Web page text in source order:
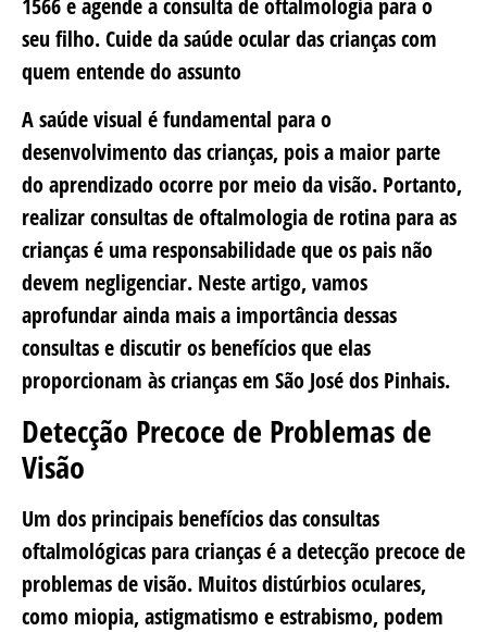
1566 e agende a consulta de oftalmologia para o
seu filho. Cuide da saúde ocular das crianças com
quem entende do assunto
A saúde visual é fundamental para o
desenvolvimento das crianças, pois a maior parte
do aprendizado ocorre por meio da visão. Portanto,
realizar consultas de oftalmologia de rotina para as
crianças é uma responsabilidade que os pais não
devem negligenciar. Neste artigo, vamos
aprofundar ainda mais a importância dessas
consultas e discutir os benefícios que elas
proporcionam às crianças em São José dos Pinhais.
Detecção Precoce de Problemas de
Visão
Um dos principais benefícios das consultas
oftalmológicas para crianças é a detecção precoce de
problemas de visão. Muitos distúrbios oculares,
como miopia, astigmatismo e estrabismo, podem